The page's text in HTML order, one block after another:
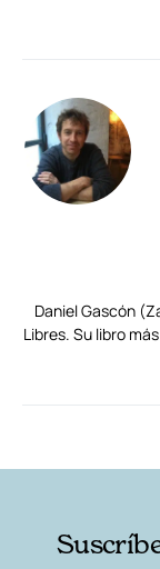
Daniel Gascón
Libres. Su libro